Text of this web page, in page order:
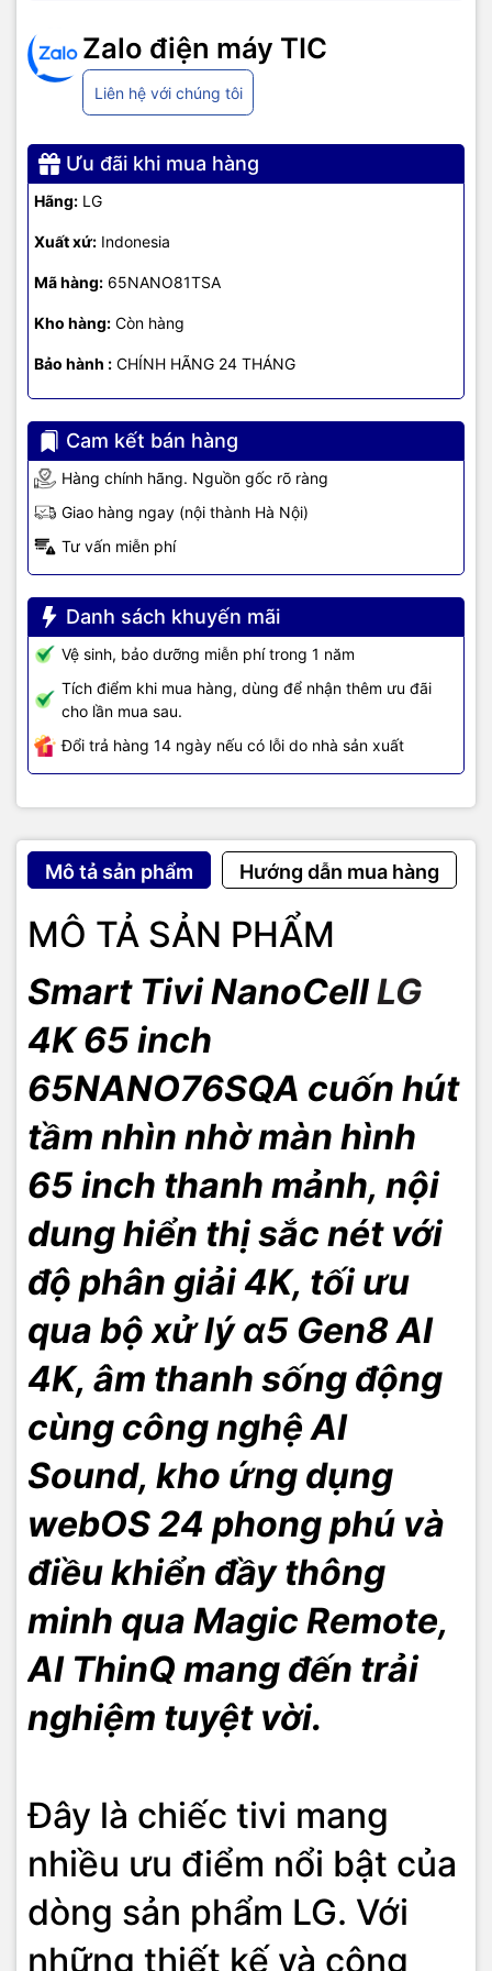
Zalo điện máy TIC
Liên hệ với chúng tôi
Ưu đãi khi mua hàng
Hãng: LG
Xuất xứ: Indonesia
Mã hàng: 65NANO81TSA
Kho hàng: Còn hàng
Bảo hành : CHÍNH HÃNG 24 THÁNG
Cam kết bán hàng
Hàng chính hãng. Nguồn gốc rõ ràng
Giao hàng ngay (nội thành Hà Nội)
Tư vấn miễn phí
Danh sách khuyến mãi
Vệ sinh, bảo dưỡng miễn phí trong 1 năm
Tích điểm khi mua hàng, dùng để nhận thêm ưu đãi
cho lần mua sau.
Đổi trả hàng 14 ngày nếu có lỗi do nhà sản xuất
Mô tả sản phẩm Hướng dẫn mua hàng
MÔ TẢ SẢN PHẨM
Smart Tivi NanoCellLG
4K 65 inch
65NANO76SQA cuốn hút
tầm nhìn nhờ màn hình
65 inch thanh mảnh, nội
dung hiển thị sắc nét với
độ phân giải 4K, tối ưu
qua bộ xử lý α5 Gen8 AI
4K, âm thanh sống động
cùng công nghệ AI
Sound, kho ứng dụng
webOS 24 phong phú và
điều khiển đầy thông
minh qua Magic Remote,
AI ThinQ mang đến trải
nghiệm tuyệt vời.
Đây là chiếc tivi mang
nhiều ưu điểm nổi bật của
dòng sản phẩm LG. Với
những thiết kế và công
Thiết kế không mới nhưng vẫn
đem lại trải nghiệm tuyệt vời
Smart Tivi NanoCellLG65NANO81TSA sở hữu thiết kế tinh tế, nhỏ
gọn mang đến cảm giác ngăn nắp cho ngôi nhà của bạn. Tivi có
thiết kế thanh mảnh kết hợp cùng viền màn hình mỏng giúp mở
rộng khung hình và cho phép nó trở nên chân thật và gần gũi hơn
trong từng thước phim.
đến sự chắc chắn nhưng không quá thô cứng cho thiết kế. Kết hợp
với kiểu dáng hình bán nguyệt hiện đại tạo cảm giác sang trọng và
hài hòa giữa tivi với không gian nội thất nhà bạn.
vẹn từng khoảnh khắc và những khung hình hoàn mỹ cho người
xem. Đây là một thiết kế khá hoàn hảo, vừa đủ cho người dùng
thưởng thức, không tốn kém quá nhiều không gian lại tiết kiệm
được một khoản tiền nho nhỏ cho gia đình.